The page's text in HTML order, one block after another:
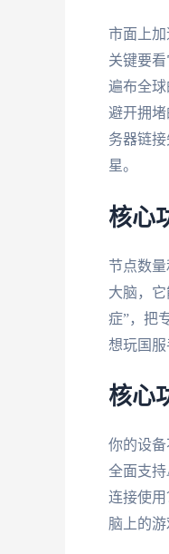
市面上加
关键要
遍布全
避开拥
务器链
星。
核心
节点数
大脑，
症”，把
想玩国服
核心
你的设
全面支持
连接使
脑上的